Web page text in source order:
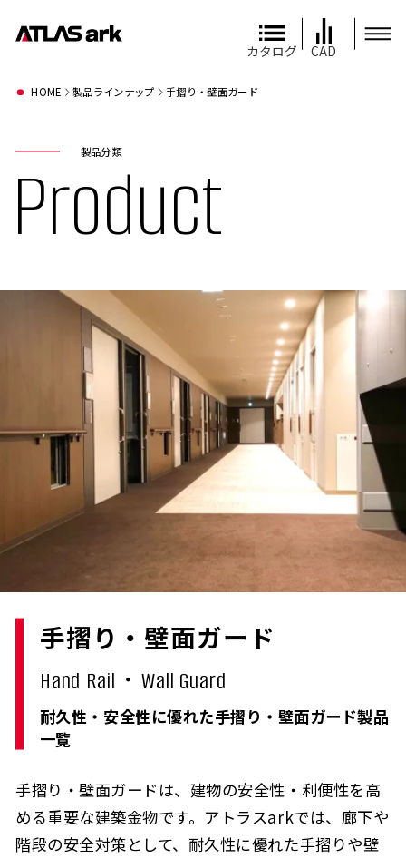
カタログ CAD
HOME 製品ラインナップ 手摺り・壁面ガード
製品分類
Product
手摺り・壁面ガード
Hand Rail・Wall Guard
耐久性・安全性に優れた手摺り・壁面ガード製品
一覧
手摺り・壁面ガードは、建物の安全性・利便性を高
める重要な建築金物です。アトラスarkでは、廊下や
階段の安全対策として、耐久性に優れた手摺りや壁